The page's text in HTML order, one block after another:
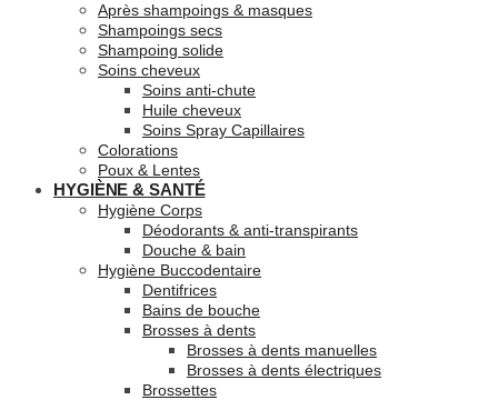
Après shampoings & masques
Shampoings secs
Shampoing solide
Soins cheveux
Soins anti-chute
Huile cheveux
Soins Spray Capillaires
Colorations
Poux & Lentes
HYGIÈNE & SANTÉ
Hygiène Corps
Déodorants & anti-transpirants
Douche & bain
Hygiène Buccodentaire
Dentifrices
Bains de bouche
Brosses à dents
Brosses à dents manuelles
Brosses à dents électriques
Brossettes